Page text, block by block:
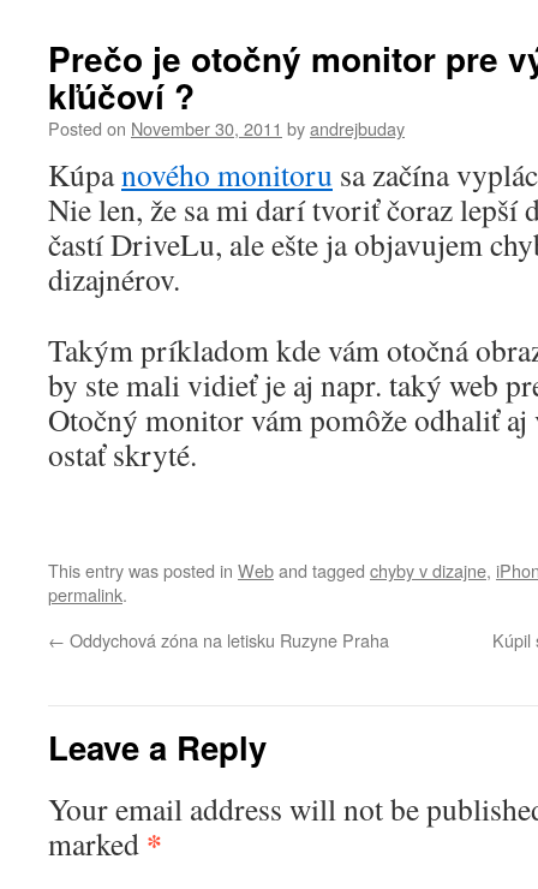
Prečo je otočný monitor pre
kľúčoví ?
Posted on November 30, 2011 byandrejbuday
Kúpanového monitoru sa začína
Nie len, že sa mi darí tvoriť čoraz lepší
častí DriveLu, ale ešte ja objavujem
dizajnérov.
Takým príkladom kde vám otočná
by ste mali vidieť je aj napr. taký web
Otočný monitor vám pomôže odhaliť
ostať skryté.
This entry was posted in Weband tagged chyby v dizajne,
permalink.
← Oddychová zóna na letisku Ruzyne Praha Kúpil
Leave a Reply
Your email address will not be
marked *